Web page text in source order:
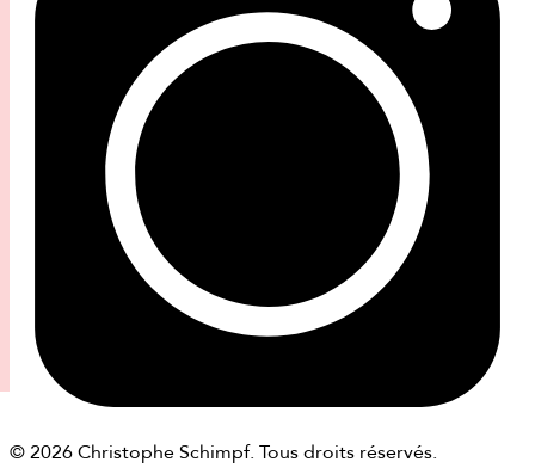
© 2026 Christophe Schimpf. Tous droits réservés.